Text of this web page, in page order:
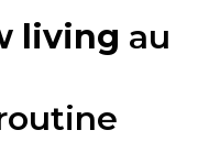
living au